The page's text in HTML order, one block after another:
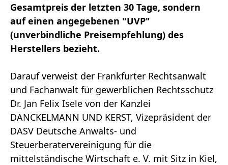
Gesamtpreis der letzten 30 Tage, sondern
auf einen angegebenen "UVP"
(unverbindliche Preisempfehlung) des
Herstellers bezieht.
Darauf verweist der Frankfurter Rechtsanwalt
und Fachanwalt für gewerblichen Rechtsschutz
Dr. Jan Felix Isele von der Kanzlei
DANCKELMANN UND KERST, Vizepräsident der
DASV Deutsche Anwalts- und
Steuerberatervereinigung für die
mittelständische Wirtschaft e. V. mit Sitz in Kiel,